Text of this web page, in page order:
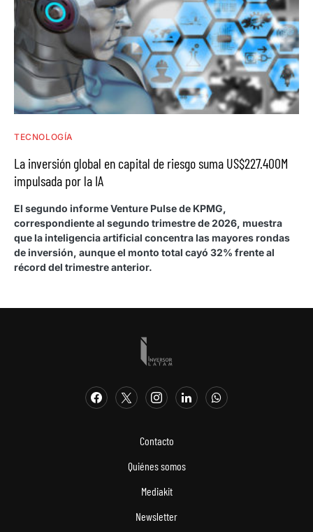
TECNOLOGÍA
La inversión global en capital de riesgo suma US$227.400M
impulsada por la IA
El segundo informe Venture Pulse de KPMG,
correspondiente al segundo trimestre de 2026, muestra
que la inteligencia artificial concentra las mayores rondas
de inversión, aunque el monto total cayó 32% frente al
récord del trimestre anterior.
Contacto
Quiénes somos
Mediakit
Newsletter